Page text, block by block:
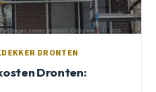
DRONTEN
Dronten: